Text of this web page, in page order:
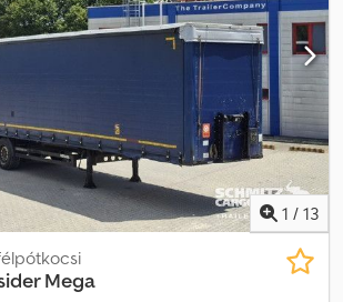
emelhető tető (kézi): 2,9 m - 3,0 m,
megtalálja az összes elérhető
van szüksége? Egyedi
teljes körű szervizszerződéseket és
kínálunk. Személyesen is szívesen
D A As Aaherf
1 / 13
Mega